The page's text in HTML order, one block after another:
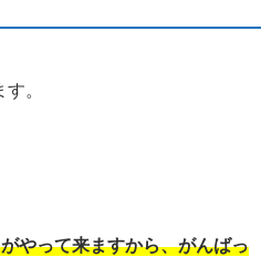
。
やって来ますから、がんばっ